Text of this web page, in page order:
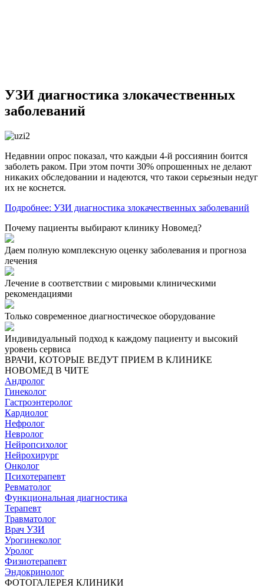
УЗИ диагностика злокачественных
заболеваний
Недавнии опрос показал, что каждыи 4-й россиянин боится
заболеть раком. При этом почти 30% опрошенных не делают
никаких обследовании и надеются, что такои серьезныи недуг
их не коснется.
Подробнее: УЗИ диагностика злокачественных заболеваний
Почему пациенты выбирают клинику Новомед?
Даем полную комплексную оценку заболевания и прогноза
лечения
Лечение в соответствии с мировыми клиническими
рекомендациями
Только современное диагностическое оборудование
Индивидуальный подход к каждому пациенту и высокий
уровень сервиса
ВРАЧИ, КОТОРЫЕ ВЕДУТ ПРИЕМ В КЛИНИКЕ
НОВОМЕД В ЧИТЕ
Андролог
Гинеколог
Гастроэнтеролог
Кардиолог
Нефролог
Невролог
Нейропсихолог
Нейрохирург
Онколог
Психотерапевт
Ревматолог
Функциональная диагностика
Терапевт
Травматолог
Врач УЗИ
Урогинеколог
Уролог
Физиотерапевт
Эндокринолог
ФОТОГАЛЕРЕЯ КЛИНИКИ